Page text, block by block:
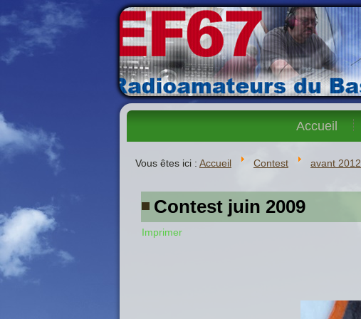
Accueil
Vous êtes ici : Accueil Contest avant 2012
Contest juin 2009
Imprimer